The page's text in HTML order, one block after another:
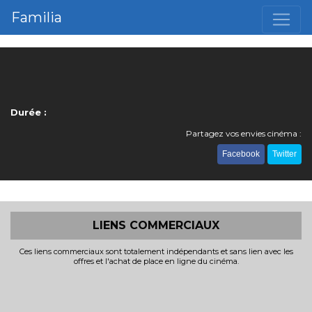
Familia
Durée :
Partagez vos envies cinéma :
Facebook Twitter
LIENS COMMERCIAUX
Ces liens commerciaux sont totalement indépendants et sans lien avec les
offres et l'achat de place en ligne du cinéma.